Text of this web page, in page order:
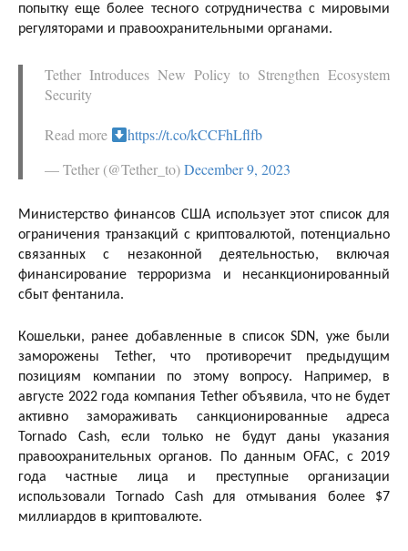
попытку еще более тесного сотрудничества с мировыми
регуляторами и правоохранительными органами.
Tether Introduces New Policy to Strengthen Ecosystem
Security
Read more
https://t.co/kCCFhLflfb
— Tether (@Tether_to)December 9, 2023
Министерство финансов США использует этот список для
ограничения транзакций с криптовалютой, потенциально
связанных с незаконной деятельностью, включая
финансирование терроризма и несанкционированный
сбыт фентанила.
Кошельки, ранее добавленные в список SDN, уже были
заморожены Tether, что противоречит предыдущим
позициям компании по этому вопросу. Например, в
августе 2022 года компания Tether объявила, что не будет
активно замораживать санкционированные адреса
Tornado Cash, если только не будут даны указания
правоохранительных органов. По данным OFAC, с 2019
года частные лица и преступные организации
использовали Tornado Cash для отмывания более $7
миллиардов в криптовалюте.